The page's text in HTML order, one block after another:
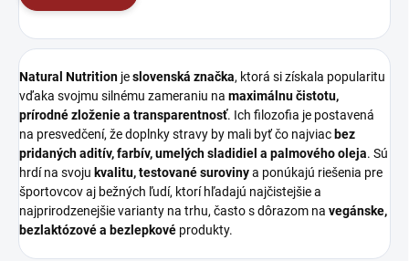
Natural Nutrition jeslovenská značka, ktorá si získala popularitu
vďaka svojmu silnému zameraniu na maximálnu čistotu,
prírodné zloženie a transparentnosť. Ich filozofia je postavená
na presvedčení, že doplnky stravy by mali byť čo najviac bez
pridaných aditív, farbív, umelých sladidiel a palmového oleja. Sú
hrdí na svoju kvalitu, testované surovinya ponúkajú riešenia pre
športovcov aj bežných ľudí, ktorí hľadajú najčistejšie a
najprirodzenejšie varianty na trhu, často s dôrazom na vegánske,
bezlaktózové a bezlepkové produkty.